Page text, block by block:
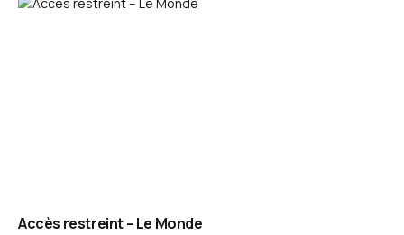
Accès restreint – Le Monde